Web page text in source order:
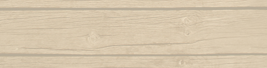
Hoje tem capoeira aiá
Autor : Instrutor Saracuru (Capoeira Brasil)